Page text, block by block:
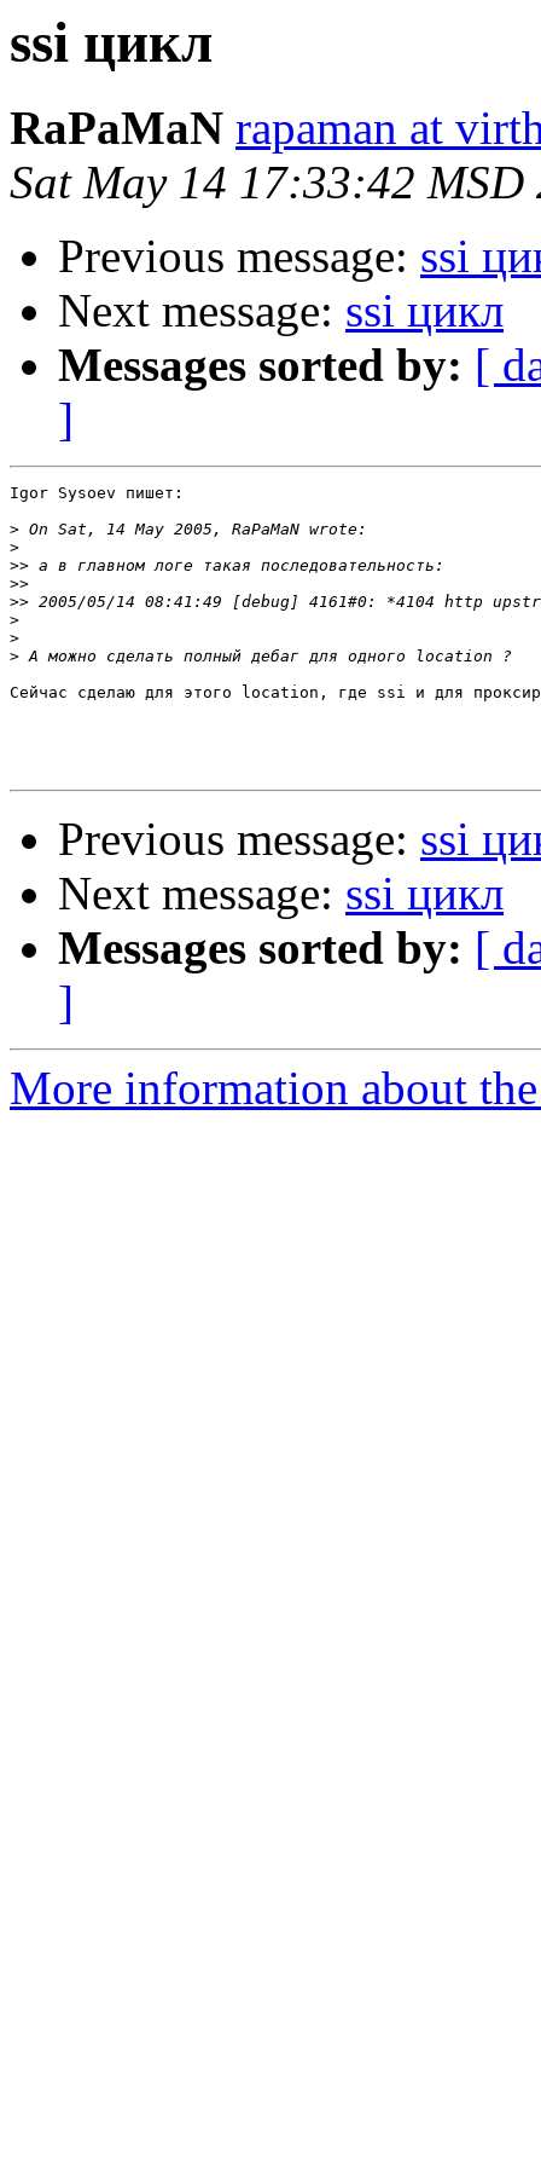
ssi цикл
RaPaMaN rapaman at
Sat May 14 17:33:42 MSD
Previous message: ssi
Next message: ssi цикл
Messages sorted by: [
]
Igor Sysoev пишет:
>
>
>>
>>
>>
>
>
>
Сейчас сделаю для этого location, где ssi и для
Previous message: ssi
Next message: ssi цикл
Messages sorted by: [
]
More information about